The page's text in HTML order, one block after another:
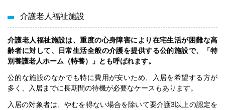
介護老人福祉施設
介護老人福祉施設は、重度の心身障害により在宅生活が困難な高
齢者に対して、日常生活全般の介護を提供する公的施設で、「特
別養護老人ホーム（特養）」とも呼ばれます。
公的な施設のなかでも特に費用が安いため、入居を希望する方が
多く、入居までに長期間の待機が必要なケースもあります。
入居の対象者は、やむを得ない場合を除いて要介護3以上の認定を